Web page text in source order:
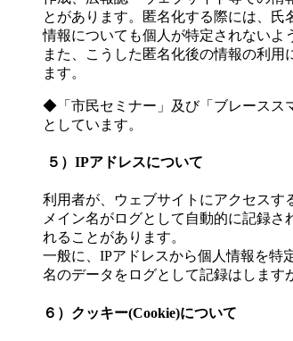
とがあります。匿名化する際には、
情報についても個人が特定されないよ
また、こうした匿名化後の情報の利
ます。
◆「市民セミナー」及び「ブレースス
としています。
５）IPアドレスについて
利用者が、ウェブサイトにアクセスす
メイン名がログとして自動的に記録
れることがあります。
一般に、IPアドレスから個人情報を特
名のデータをログとして記録はします
６）クッキー(Cookie)について